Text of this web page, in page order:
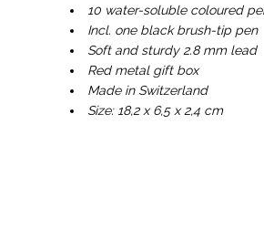
10 water-soluble coloured
Incl. one black brush-tip pen
Soft and sturdy 2.8 mm lead
Red metal gift box
Made in Switzerland
Size: 18,2 x 6,5 x 2,4 cm